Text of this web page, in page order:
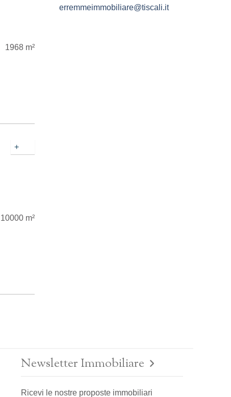
1968 m²
+
10000 m²
erremmeimmobiliare@tiscali.it
Newsletter Immobiliare
Ricevi le nostre proposte immobiliari